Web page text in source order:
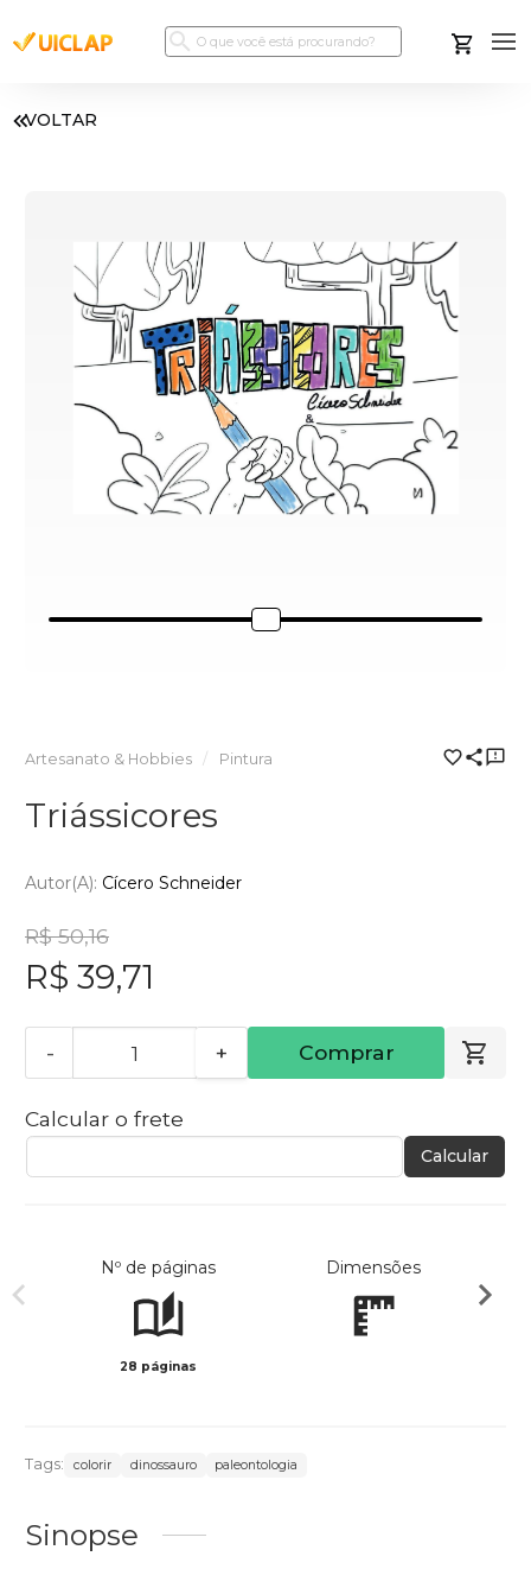
VOLTAR
Artesanato & Hobbies Pintura
Triássicores
Autor(a): Cícero Schneider
R$ 50,16
R$ 39,71
- + Comprar
Calcular o frete
Calcular
Nº de páginas
28 páginas
Dimensões
Tags: colorir dinossauro paleontologia
Sinopse